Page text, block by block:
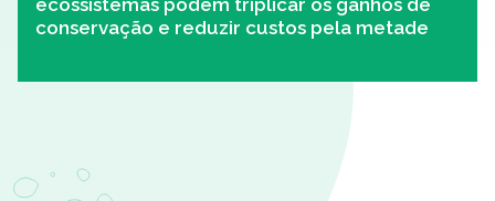
conservação e reduzir custos pela metade